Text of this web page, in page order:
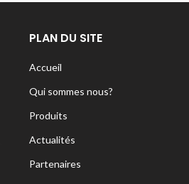
PLAN DU SITE
Accueil
Qui sommes nous?
Produits
Actualités
Partenaires